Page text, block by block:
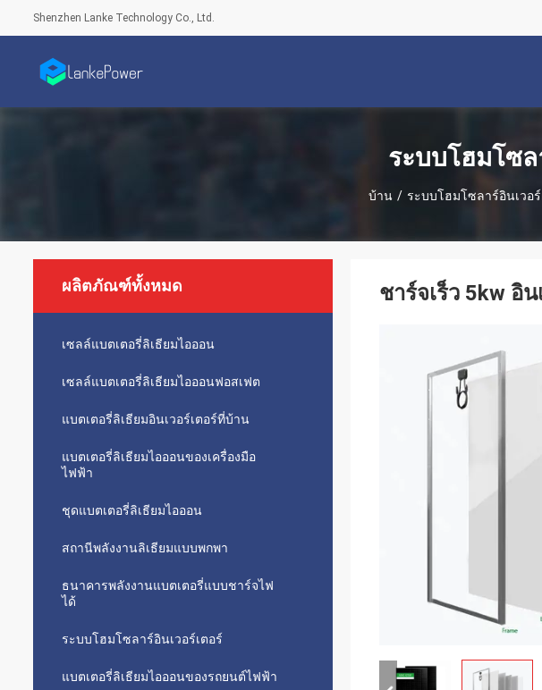
Shenzhen Lanke Technology Co., Ltd.
ระบบโฮมโซ
บ้าน / ระบบโฮมโซลาร์อินเวอร์
ผลิตภัณฑ์ทั้งหมด
เซลล์แบตเตอรี่ลิเธียมไอออน
เซลล์แบตเตอรี่ลิเธียมไอออนฟอสเฟต
แบตเตอรี่ลิเธียมอินเวอร์เตอร์ที่บ้าน
แบตเตอรี่ลิเธียมไอออนของเครื่องมือ
ไฟฟ้า
ชุดแบตเตอรี่ลิเธียมไอออน
สถานีพลังงานลิเธียมแบบพกพา
ธนาคารพลังงานแบตเตอรี่แบบชาร์จไฟ
ได้
ระบบโฮมโซลาร์อินเวอร์เตอร์
แบตเตอรี่ลิเธียมไอออนของรถยนต์ไฟฟ้า
ชาร์จเร็ว 5kw อิ